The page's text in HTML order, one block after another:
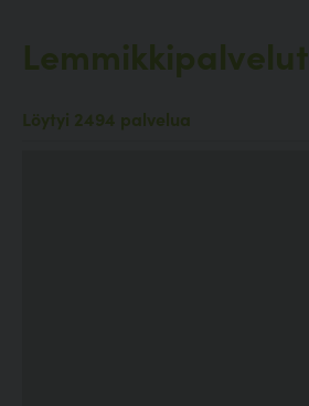
Lemmikkipalvelut
Löytyi 2494 palvelua